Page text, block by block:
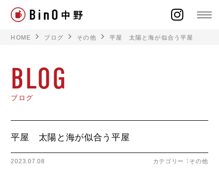
ラインナップ
施工事例
オーナー様の声
HOME ブログ その他 平屋 太陽と海が似合う平屋
BLOG
ブログ
平屋 太陽と海が似合う平屋
2023.07.08 カテゴリー ： その他